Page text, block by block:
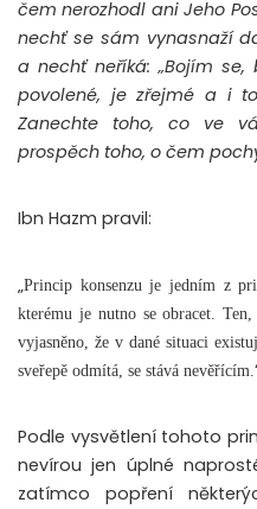
čem nerozhodl ani Jeho
nechť se sám vynasnaží
a nechť neříká: „Bojím
povolené, je zřejmé a i
Zanechte toho, co ve
prospěch toho, o čem
Ibn Hazm pravil:
„Princip konsenzu je jedním z
kterému je nutno se obracet.
vyjasněno, že v dané situaci
sveřepě odmítá, se stává nevěřícím.
Podle vysvětlení tohoto
nevírou jen úplné
zatímco popření